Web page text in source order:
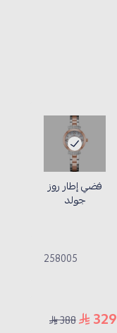
فضي إطار روز
جولد
258005
329
388